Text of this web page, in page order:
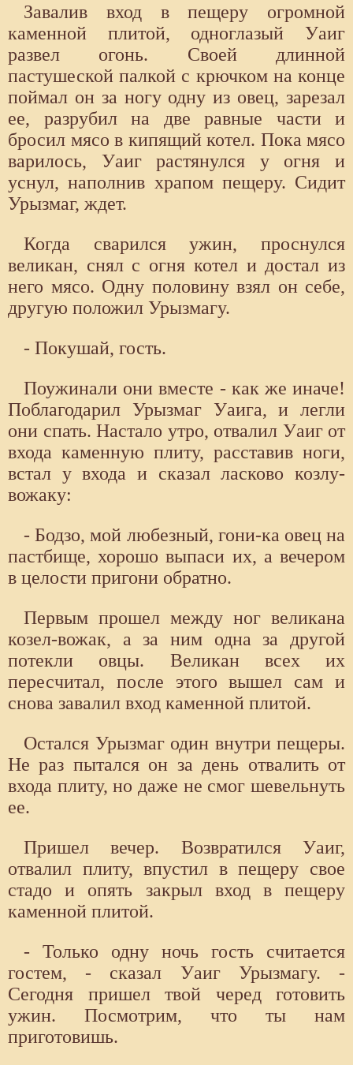
Завалив вход в пещеру огромной
каменной плитой, одноглазый Уаиг
развел огонь. Своей длинной
пастушеской палкой с крючком на конце
поймал он за ногу одну из овец, зарезал
ее, разрубил на две равные части и
бросил мясо в кипящий котел. Пока мясо
варилось, Уаиг растянулся у огня и
уснул, наполнив храпом пещеру. Сидит
Урызмаг, ждет.
Когда сварился ужин, проснулся
великан, снял с огня котел и достал из
него мясо. Одну половину взял он себе,
другую положил Урызмагу.
- Покушай, гость.
Поужинали они вместе - как же иначе!
Поблагодарил Урызмаг Уаига, и легли
они спать. Настало утро, отвалил Уаиг от
входа каменную плиту, расставив ноги,
встал у входа и сказал ласково козлу-
вожаку:
- Бодзо, мой любезный, гони-ка овец на
пастбище, хорошо выпаси их, а вечером
в целости пригони обратно.
Первым прошел между ног великана
козел-вожак, а за ним одна за другой
потекли овцы. Великан всех их
пересчитал, после этого вышел сам и
снова завалил вход каменной плитой.
Остался Урызмаг один внутри пещеры.
Не раз пытался он за день отвалить от
входа плиту, но даже не смог шевельнуть
ее.
Пришел вечер. Возвратился Уаиг,
отвалил плиту, впустил в пещеру свое
стадо и опять закрыл вход в пещеру
каменной плитой.
- Только одну ночь гость считается
гостем, - сказал Уаиг Урызмагу. -
Сегодня пришел твой черед готовить
ужин. Посмотрим, что ты нам
приготовишь.